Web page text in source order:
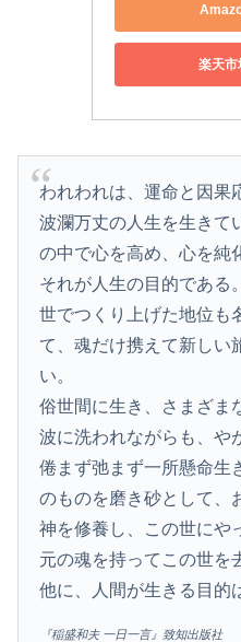
楽天市
われわれは、運命と因果
波瀾万丈の人生を生きて
の中で心を高め、心を純
それが人生の目的である
世でつくり上げた地位も
て、魂だけ携えて新しい
い。
俗世間に生き、さまざま
波に洗われながらも、や
倦まず弛まず一所懸命生
のものを磨き砂として、
神を修養し、この世にや
元の魂を持ってこの世を
他に、人間が生きる目的
『稲盛和夫 一日一言』致知出版社